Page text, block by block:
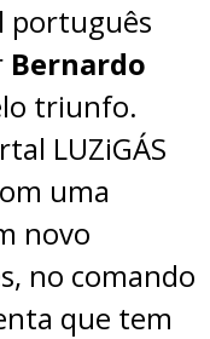
português
Bernardo
triunfo.
LUZiGÁS
uma
novo
no comando
que tem